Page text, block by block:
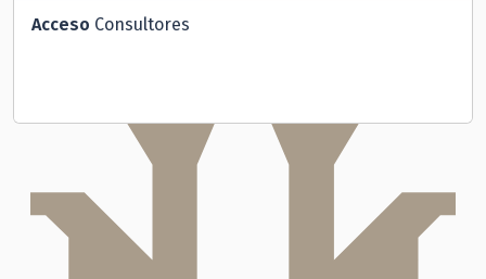
Acceso Consultores